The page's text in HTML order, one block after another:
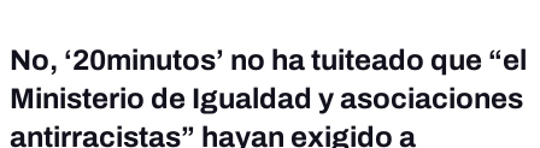
No, ‘20minutos’ no ha tuiteado que “el
Ministerio de Igualdad y asociaciones
antirracistas” hayan exigido a